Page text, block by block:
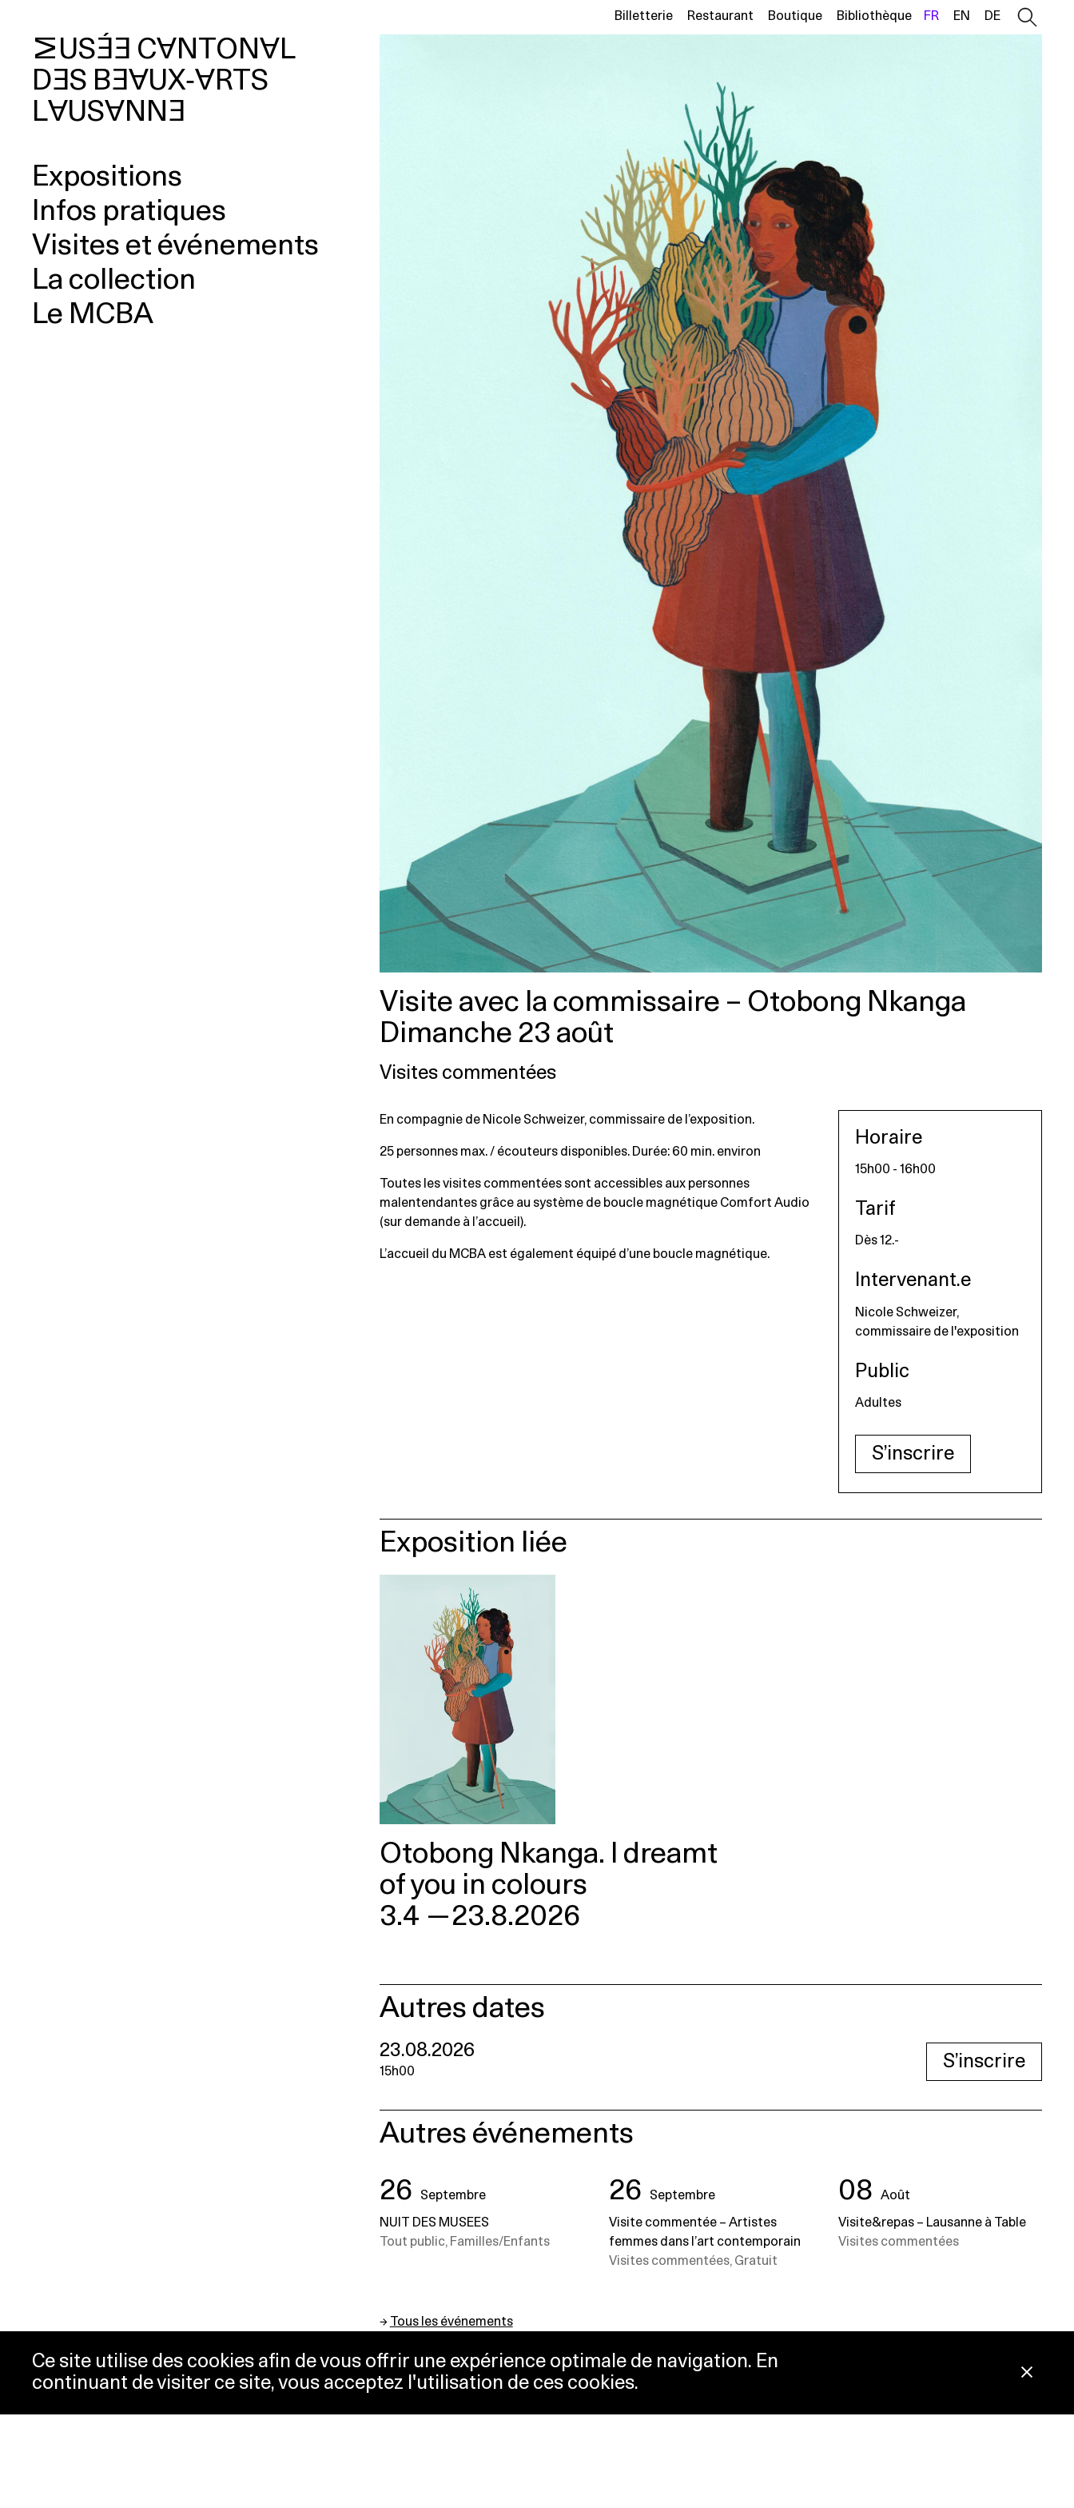
Ce site utilise des cookies afin de vous offrir une expérience optimale de navigation. En
continuant de visiter ce site, vous acceptez l'utilisation de ces cookies.
MUSÉE CANTONAL
DES BEAUX‑ARTS
LAUSANNE
Expositions
Infos pratiques
Visites et événements
La collection
Le MCBA
Billetterie Restaurant Boutique Bibliothèque FR EN DE
Visite avec la commissaire – Otobong Nkanga
Dimanche 23 août
Visites commentées
En compagnie de Nicole Schweizer, commissaire de l’exposition.
25 personnes max. / écouteurs disponibles. Durée: 60 min. environ
Toutes les visites commentées sont accessibles aux personnes
malentendantes grâce au système de boucle magnétique Comfort Audio
(sur demande à l’accueil).
L’accueil du MCBA est également équipé d’une boucle magnétique.
Horaire
15h00 - 16h00
Tarif
Dès 12.-
Intervenant.e
Nicole Schweizer,
commissaire de l'exposition
Public
Adultes
S’inscrire
Exposition liée
Otobong Nkanga. I dreamt
of you in colours
3.4 —23.8.2026
Autres dates
23.08.2026
15h00 S’inscrire
Autres événements
26
Septembre
NUIT DES MUSEES
Tout public, Familles/Enfants
26 Septembre
Visite commentée – Artistes
femmes dans l’art contemporain
Visites commentées, Gratuit
08 Août
Visite&repas – Lausanne à Table
Visites commentées
→ Tous les événements